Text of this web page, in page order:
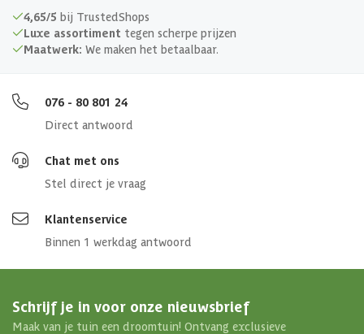
4,65/5 bij TrustedShops
Luxe assortiment tegen scherpe prijzen
Maatwerk: We maken het betaalbaar.
076 - 80 801 24
Direct antwoord
Chat met ons
Stel direct je vraag
Klantenservice
Binnen 1 werkdag antwoord
Schrijf je in voor onze nieuwsbrief
Maak van je tuin een droomtuin! Ontvang exclusieve